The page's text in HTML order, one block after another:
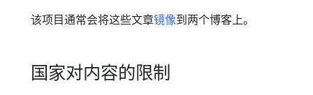
该项目通常会将这些文章镜像到两个博客上。
国家对内容的限制